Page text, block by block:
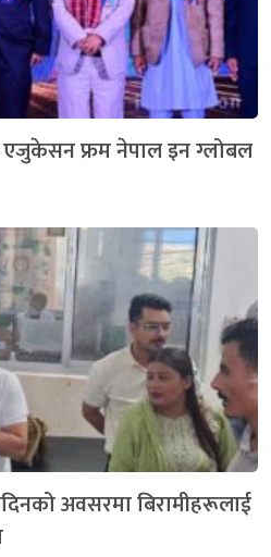
एजुकेसन फ्रम नेपाल इन ग्लोबल
अवसरमा बिरामीहरूलाई